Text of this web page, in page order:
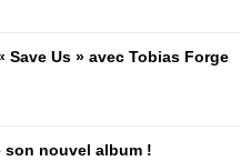
Save Us » avec Tobias Forge
son nouvel album !